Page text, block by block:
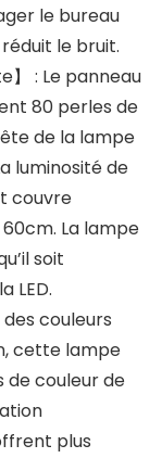
le bureau
le bruit.
】 : Le panneau
80 perles de
de la lampe
luminosité de
couvre
La lampe
soit
LED.
des couleurs
cette lampe
de couleur de
plus